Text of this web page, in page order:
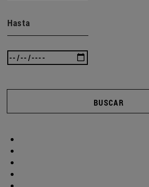
Hasta
BUSCAR